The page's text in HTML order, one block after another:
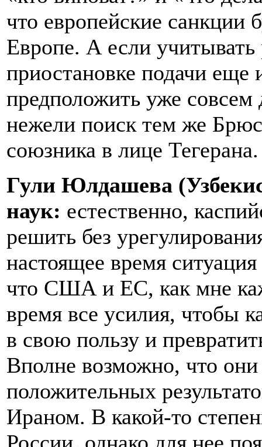
что европейские санкции
Европе. А если
приостановке подачи еще
предположить уже совсем
нежели поиск тем же
союзника в лице Тегерана.
Гули Юлдашева
наук: естественно,
решить без
настоящее время
что США и ЕС, как мне
время все усилия, чтобы
в свою пользу и
Вполне возможно, что они
положительных
Ираном. В какой-то